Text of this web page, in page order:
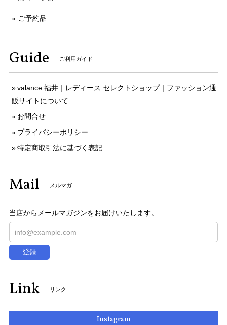
ご予約品
Guide ご利用ガイド
valance 福井｜レディース セレクトショップ｜ファッション通
販サイトについて
お問合せ
プライバシーポリシー
特定商取引法に基づく表記
Mail メルマガ
当店からメールマガジンをお届けいたします。
登録
Link リンク
Instagram